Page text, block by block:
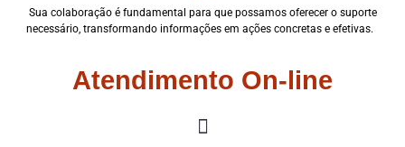
Sua colaboração é fundamental para que possamos oferecer o suporte
necessário, transformando informações em ações concretas e efetivas.
Atendimento On-line